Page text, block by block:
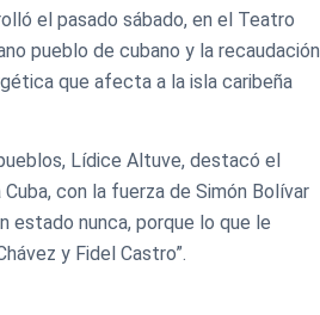
el pasado sábado, en el Teatro
pueblo de cubano y la recaudación
que afecta a la isla caribeña
Lídice Altuve, destacó el
con la fuerza de Simón Bolívar
estado nunca, porque lo que le
y Fidel Castro”.